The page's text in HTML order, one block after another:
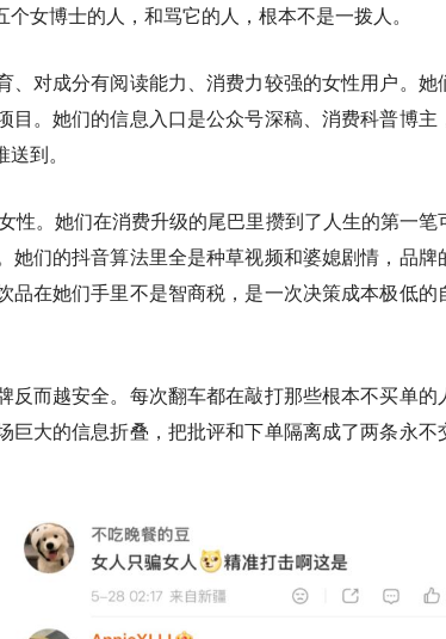
女博士的人，和骂它的人，根本不是一拨人。
对成分有阅读能力、消费力较强的女性用户。她
目。她们的信息入口是公众号深稿、消费科普博主
到。
性。她们在消费升级的尾巴里攒到了人生的第一笔
们的抖音算法里全是种草视频和婆媳剧情，品牌
品在她们手里不是智商税，是一次决策成本极低的
而越安全。每次翻车都在敲打那些根本不买单的
大的信息折叠，把批评和下单隔离成了两条永不